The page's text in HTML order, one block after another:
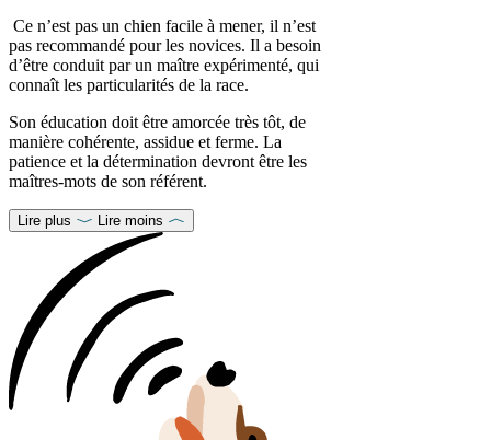
Ce n’est pas un chien facile à mener, il n’est
pas recommandé pour les novices. Il a besoin
d’être conduit par un maître expérimenté, qui
connaît les particularités de la race.
Son éducation doit être amorcée très tôt, de
manière cohérente, assidue et ferme. La
patience et la détermination devront être les
maîtres-mots de son référent.
Lire plus Lire moins